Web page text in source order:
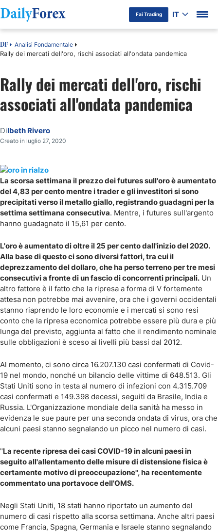
Fai Trading IT
DF Analisi Fondamentale
Rally dei mercati dell'oro, rischi associati all'ondata pandemica
Rally dei mercati dell'oro, rischi
associati all'ondata pandemica
DiIbeth Rivero
Creato in luglio 27, 2020
La scorsa settimana il prezzo dei futures sull'oro è aumentato
del 4,83 per cento mentre i trader e gli investitori si sono
precipitati verso il metallo giallo, registrando guadagni per la
settima settimana consecutiva. Mentre, i futures sull'argento
hanno guadagnato il 15,61 per cento.
L'oro è aumentato di oltre il 25 per cento dall'inizio del 2020.
Alla base di questo ci sono diversi fattori, tra cui il
deprezzamento del dollaro, che ha perso terreno per tre mesi
consecutivi a fronte di un fascio di concorrenti principali. Un
altro fattore è il fatto che la ripresa a forma di V fortemente
attesa non potrebbe mai avvenire, ora che i governi occidentali
stanno riaprendo le loro economie e i mercati si sono resi
conto che la ripresa economica potrebbe essere più dura e più
lunga del previsto, aggiunta al fatto che il rendimento nominale
sulle obbligazioni è sceso ai livelli più bassi dal 2012.
Al momento, ci sono circa 16.207.130 casi confermati di Covid-
19 nel mondo, nonché un bilancio delle vittime di 648.513. Gli
Stati Uniti sono in testa al numero di infezioni con 4.315.709
casi confermati e 149.398 decessi, seguiti da Brasile, India e
Russia. L'Organizzazione mondiale della sanità ha messo in
evidenza le sue paure per una seconda ondata di virus, ora che
alcuni paesi stanno segnalando un picco nel numero di casi.
"La recente ripresa dei casi COVID-19 in alcuni paesi in
seguito all'allentamento delle misure di distensione fisica è
certamente motivo di preoccupazione", ha recentemente
commentato una portavoce dell'OMS.
Negli Stati Uniti, 18 stati hanno riportato un aumento del
numero di casi rispetto alla scorsa settimana. Anche altri paesi
come Francia, Spagna, Germania e Israele stanno segnalando